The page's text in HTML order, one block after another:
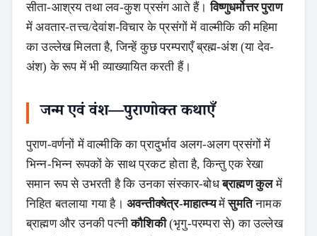
सीता-आश्रय तथा लव-कुश प्रसंग आते हैं।विष्णुधर्मोत्तर पुराण
में अवतार-तत्त्व/देवांश-विचार के प्रसंगों में वाल्मीकि की महिमा
का उल्लेख मिलता है, जिन्हें कुछ परम्पराएँ ब्रह्म-अंश (या देव-
अंश) के रूप में भी व्याख्यायित करती हैं।
जन्म एवं वंश—पुराणोक्त कथाएँ
पुराण-वर्णनों में वाल्मीकि का प्रादुर्भाव अलग-अलग प्रसंगों में
भिन्न-भिन्न रूपकों के साथ प्रकट होता है, किन्तु एक रेखा
समान रूप से उभरती है कि उनका संस्कार-बोधब्राह्मण कुलमें
निहित बतलाया गया है। अवन्तीक्‍षेत्र-माहात्म्यमेंसुमतिनामक
ब्राह्मण और उनकी पत्नीकौशिकी(भृगु-परम्परा से) का उल्लेख